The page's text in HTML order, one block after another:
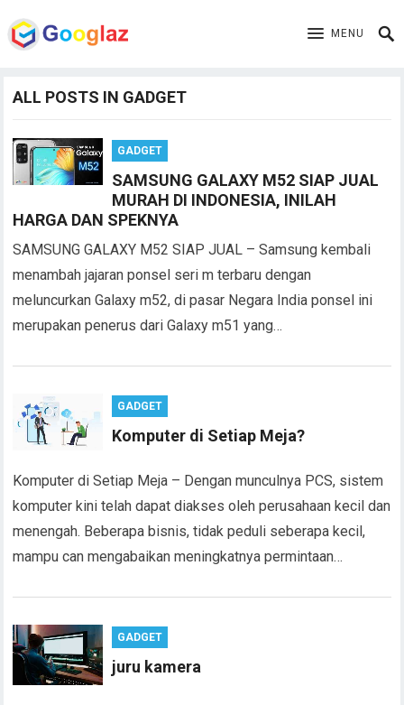
MENU
ALL POSTS IN GADGET
GADGET
SAMSUNG GALAXY M52 SIAP JUAL
MURAH DI INDONESIA, INILAH
HARGA DAN SPEKNYA
SAMSUNG GALAXY M52 SIAP JUAL – Samsung kembali
menambah jajaran ponsel seri m terbaru dengan
meluncurkan Galaxy m52, di pasar Negara India ponsel ini
merupakan penerus dari Galaxy m51 yang…
GADGET
Komputer di Setiap Meja?
Komputer di Setiap Meja – Dengan munculnya PCS, sistem
komputer kini telah dapat diakses oleh perusahaan kecil dan
menengah. Beberapa bisnis, tidak peduli seberapa kecil,
mampu can mengabaikan meningkatnya permintaan…
GADGET
juru kamera